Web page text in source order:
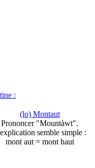
:
(lo) Montaut
Prononcer "Mountàwt".
semble simple :
mont aut = mont haut